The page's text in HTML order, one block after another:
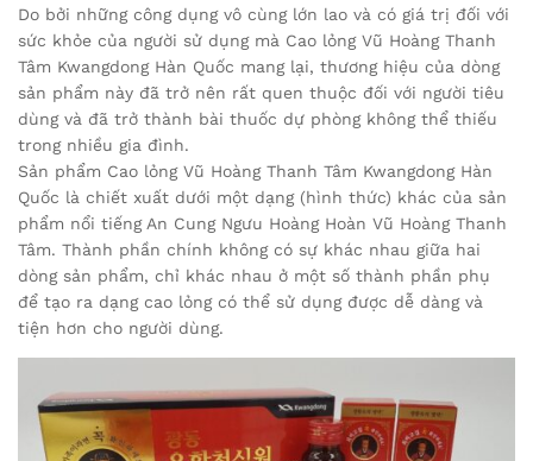
Do bởi những công dụng vô cùng lớn lao và có giá trị đối với
sức khỏe của người sử dụng mà Cao lỏng Vũ Hoàng Thanh
Tâm Kwangdong Hàn Quốc mang lại, thương hiệu của dòng
sản phẩm này đã trở nên rất quen thuộc đối với người tiêu
dùng và đã trở thành bài thuốc dự phòng không thể thiếu
trong nhiều gia đình.
Sản phẩm Cao lỏng Vũ Hoàng Thanh Tâm Kwangdong Hàn
Quốc là chiết xuất dưới một dạng (hình thức) khác của sản
phẩm nổi tiếng An Cung Ngưu Hoàng Hoàn Vũ Hoàng Thanh
Tâm. Thành phần chính không có sự khác nhau giữa hai
dòng sản phẩm, chỉ khác nhau ở một số thành phần phụ
để tạo ra dạng cao lỏng có thể sử dụng được dễ dàng và
tiện hơn cho người dùng.